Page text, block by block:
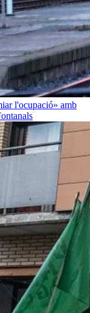
l'ocupació» amb